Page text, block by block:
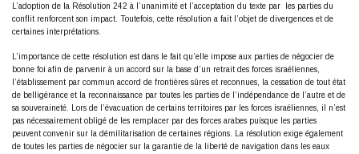
L’adoption de la Résolution 242 à l’unanimité et l’acceptation du texte par les parties du
conflit renforcent son impact. Toutefois, cette résolution a fait l’objet de divergences et de
certaines interprétations.
L’importance de cette résolution est dans le fait qu’elle impose aux parties de négocier de
bonne foi afin de parvenir à un accord sur la base d’un retrait des forces israéliennes,
l’établissement par commun accord de frontières sûres et reconnues, la cessation de tout état
de belligérance et la reconnaissance par toutes les parties de l’indépendance de l’autre et de
sa souveraineté. Lors de l’évacuation de certains territoires par les forces israéliennes, il n’est
pas nécessairement obligé de les remplacer par des forces arabes puisque les parties
peuvent convenir sur la démilitarisation de certaines régions. La résolution exige également
de toutes les parties de négocier sur la garantie de la liberté de navigation dans les eaux